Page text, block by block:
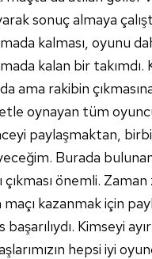
sonuç almaya
kalması, oyunu
kalan bir takımdı.
ama rakibin
oynayan tüm
paylaşmaktan,
Burada
çıkması önemli.
maçı kazanmak için
başarılıydı. Kimseyi
hepsi iyi